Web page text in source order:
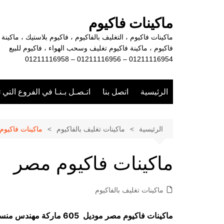
ماكينات فاكيوم
ماكينات فاكيوم ، التغليف بالفاكيوم ، فاكيوم بلاستيك ، ماكينة
فاكيوم ، ماكينة فاكيوم تغليف وسحب الهواء ، فاكيوم للبيع
01211116954 – 01211116956 – 01211116958
الرئيسية اتصل بنا اتـصـل بـنـا في الفروع
الرئيسية ماكينات تغليف بالفاكيوم ماكينات
ماكينات فاكيوم مصر
ماكينات تغليف بالفاكيوم
ماكينات فاكيوم مصر موديل 605 ماركة مهندس منسي